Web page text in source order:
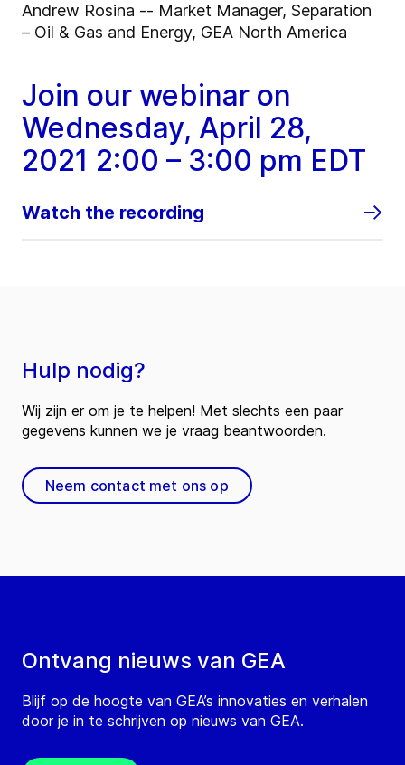
Andrew Rosina -- Market Manager, Separation
– Oil & Gas and Energy, GEA North America
Join our webinar on
Wednesday, April 28,
2021 2:00 – 3:00 pm EDT
Watch the recording
Ontvang nieuws van GEA
Blijf op de hoogte van GEA’s innovaties en verhalen
door je in te schrijven op nieuws van GEA.
Hulp nodig?
Wij zijn er om je te helpen! Met slechts een paar
gegevens kunnen we je vraag beantwoorden.
Neem contact met ons op